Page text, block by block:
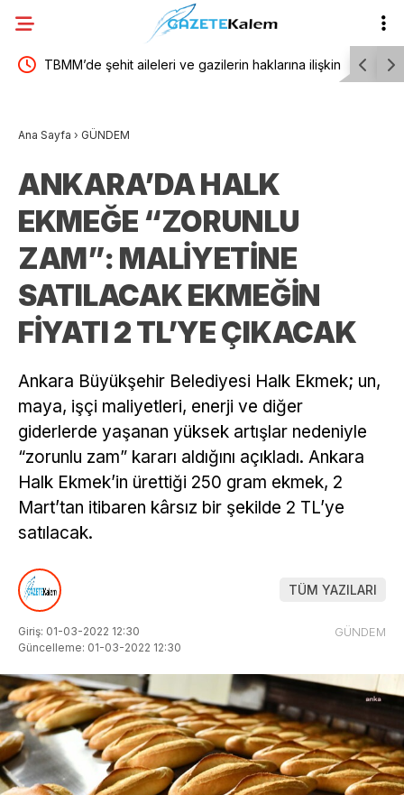
haklarına ilişkin AYM’den evlenen kadınların nüfus kaydına
Ana Sayfa › GÜNDEM
ANKARA’DA HALK
EKMEĞE “ZORUNLU
ZAM”: MALİYETİNE
SATILACAK EKMEĞİN
FİYATI 2 TL’YE ÇIKACAK
Ankara Büyükşehir Belediyesi Halk Ekmek; un,
maya, işçi maliyetleri, enerji ve diğer
giderlerde yaşanan yüksek artışlar nedeniyle
“zorunlu zam” kararı aldığını açıkladı. Ankara
Halk Ekmek’in ürettiği 250 gram ekmek, 2
Mart’tan itibaren kârsız bir şekilde 2 TL’ye
satılacak.
TÜM YAZILARI
Giriş: 01-03-2022 12:30
Güncelleme: 01-03-2022 12:30
GÜNDEM